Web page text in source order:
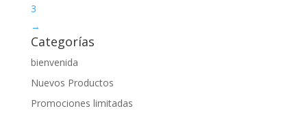
3
→
Categorías
bienvenida
Nuevos Productos
Promociones limitadas